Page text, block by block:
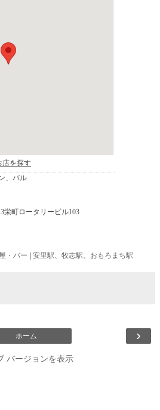
・バー | 安里駅 牧志駅 おもろまち駅
›
ホーム
バージョンを表示